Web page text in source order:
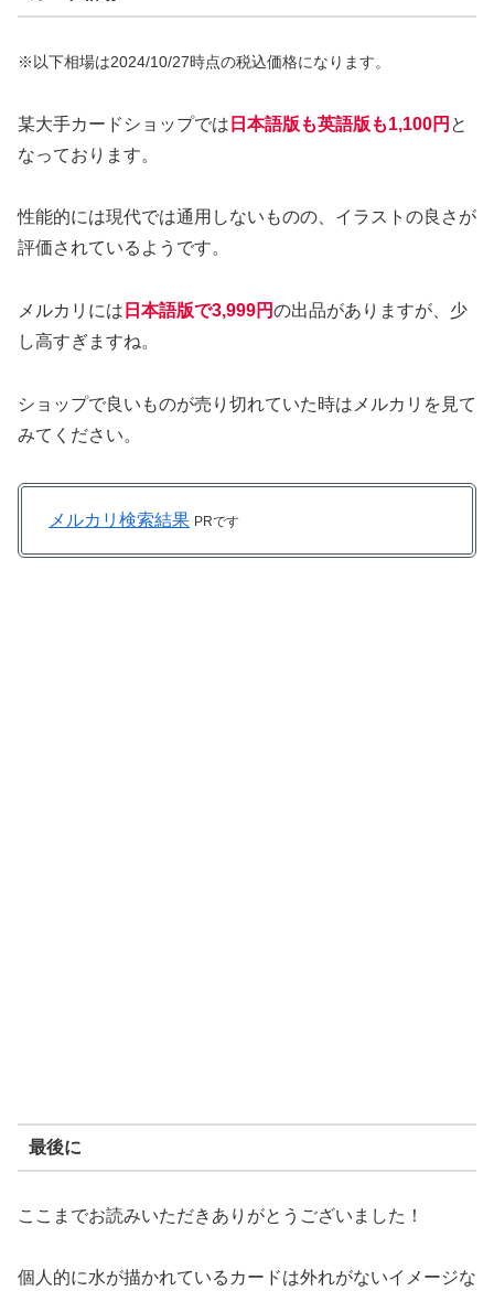
※以下相場は2024/10/27時点の税込価格になります。
某大手カードショップでは 日本語版も英語版も1,100円 と
なっております。
性能的には現代では通用しないものの、イラストの良さが
評価されているようです。
メルカリには 日本語版で3,999円の出品がありますが、少
し高すぎますね。
ショップで良いものが売り切れていた時はメルカリを見て
みてください。
メルカリ検索結果 PRです
最後に
ここまでお読みいただきありがとうございました！
個人的に水が描かれているカードは外れがないイメージな